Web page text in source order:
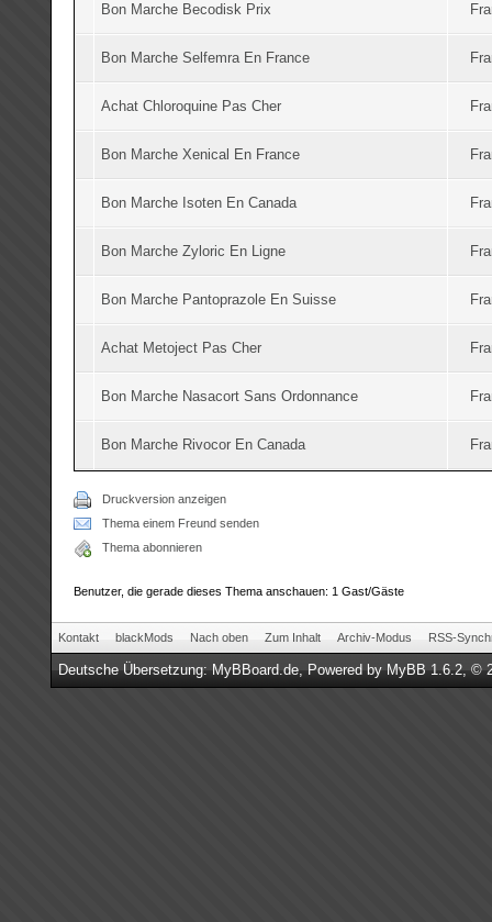
Bon Marche Becodisk Prix
Bon Marche Selfemra En France
Achat Chloroquine Pas Cher
Bon Marche Xenical En France
Bon Marche Isoten En Canada
Bon Marche Zyloric En Ligne
Bon Marche Pantoprazole En Suisse
Achat Metoject Pas Cher
Bon Marche Nasacort Sans Ordonnance
Bon Marche Rivocor En Canada
Druckversion anzeigen
Thema einem Freund senden
Thema abonnieren
Benutzer, die gerade dieses Thema anschauen: 1 Gast/Gäste
Kontakt blackMods Nach oben Zum Inhalt Archiv-Modus RSS-
Deutsche Übersetzung:MyBBoard.de, Powered byMyBB 1.6.2, ©